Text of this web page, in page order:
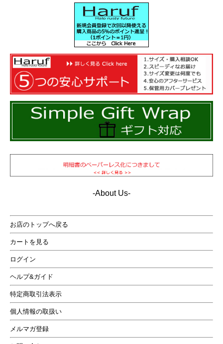
高級感あるネイビーレザー＆本物ダウンのコラボレーシ
ョン！ 胸のヨーク（切り替え）デザインとウエストの
アウトポケットがおしゃれなレザーダウンベストです。
カジュアル要素が多いヨークダウンベストをシンプルな
大人の男のアウターに仕上げました。
暗い夜などではブラックに見え、光があたると渋い紺色
に輝くかっこいいレザーダウンベスト・・・少しラウン
-About Us-
お店のトップへ戻る
カートを見る
ログイン
ヘルプ&ガイド
特定商取引法表示
個人情報の取扱い
メルマガ登録